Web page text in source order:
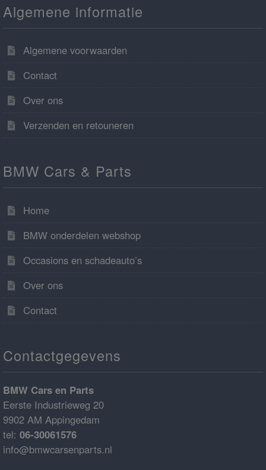
Algemene informatie
Algemene voorwaarden
Contact
Over ons
Verzenden en retouneren
BMW Cars & Parts
Home
BMW onderdelen webshop
Occasions en schadeauto’s
Over ons
Contact
Contactgegevens
BMW Cars en Parts
Eerste Industrieweg 20
9902 AM Appingedam
tel: 06-30061576
info@bmwcarsenparts.nl